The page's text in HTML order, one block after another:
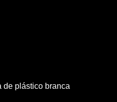
de plástico branca